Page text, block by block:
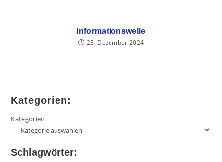
Informationswelle
23. Dezember 2024
Kategorien:
Kategorien
Schlagwörter: